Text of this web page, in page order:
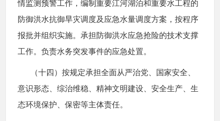
情监测预警工作，编制重要江河湖泊和重要水工程的
防御洪水抗御旱灾调度及应急水量调度方案，按程序
报批并组织实施。承担防御洪水应急抢险的技术支撑
工作。负责水务突发事件的应急处置。
（十四）按规定承担全面从严治党、国家安全、
意识形态、综治维稳、精神文明建设、安全生产、生
态环境保护、保密等主体责任。